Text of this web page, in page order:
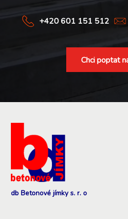
+420 601 151 512
Chci poptat
db Betonové jímky s. r. o